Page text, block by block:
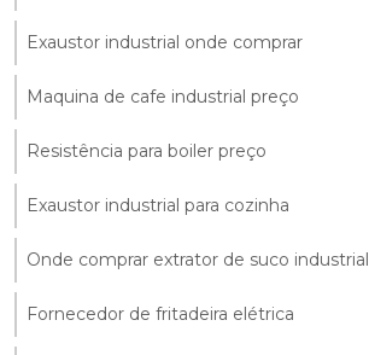
Exaustor industrial onde comprar
Maquina de cafe industrial preço
Resistência para boiler preço
Exaustor industrial para cozinha
Onde comprar extrator de suco industrial
Fornecedor de fritadeira elétrica